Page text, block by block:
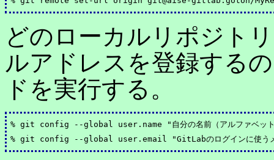
どのローカルリポジト
ルアドレスを登録する
ドを実行する。
% git config --global user.name "自分の名前（アルファベッ